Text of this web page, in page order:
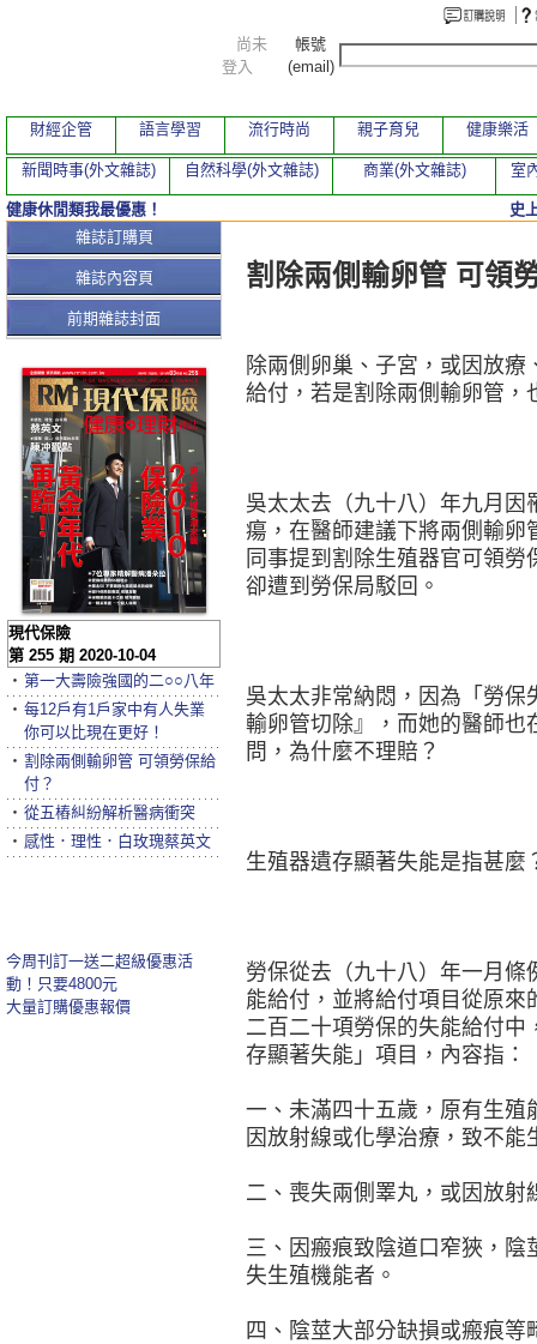
本期文章
割除兩側輸卵管 可領
除兩側卵巢、子宮，或因放
給付，若是割除兩側輸卵管，
吳太太去（九十八）年九月
瘍，在醫師建議下將兩側輸卵
同事提到割除生殖器官可領
卻遭到勞保局駁回。
吳太太非常納悶，因為「勞
輸卵管切除』，而她的醫師也
問，為什麼不理賠？
生殖器遺存顯著失能是指甚麼
勞保從去（九十八）年一月
能給付，並將給付項目從原
二百二十項勞保的失能給付
存顯著失能」項目，內容指：
一、未滿四十五歲，原有生殖
因放射線或化學治療，致不能
二、喪失兩側睪丸，或因放
三、因瘢痕致陰道口窄狹，
失生殖機能者。
四、陰莖大部分缺損或瘢痕
雜誌訂購頁
雜誌內容頁
前期雜誌封面
現代保險
第 255 期 2020-10-04
‧ 第一大壽險強國的二○○八年
‧ 每12戶有1戶家中有人失業
你可以比現在更好！
‧ 割除兩側輸卵管 可領勞保給
付？
‧ 從五樁糾紛解析醫病衝突
‧ 感性．理性．白玫瑰蔡英文
今周刊訂一送二超級優惠活
動！只要4800元
大量訂購優惠報價
尚未
登入
帳號
(email)
財經企管 語言學習 流行時尚 親子育兒 健康樂活
新聞時事(外文雜誌) 自然科學(外文雜誌) 商業(外文雜誌) 室
健康休閒類我最優惠！ 史